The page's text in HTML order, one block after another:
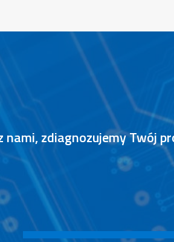
nami, zdiagnozujemy Twój
SP A